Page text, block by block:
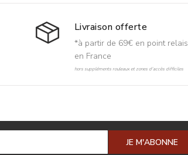
Livraison offerte
*à partir de 69€ en point relais
en France
hors suppléments rouleaux et zones d'accès difficiles
JE M'ABONNE